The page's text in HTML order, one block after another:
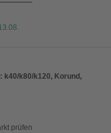
k40/k80/k120, Korund,
prüfen